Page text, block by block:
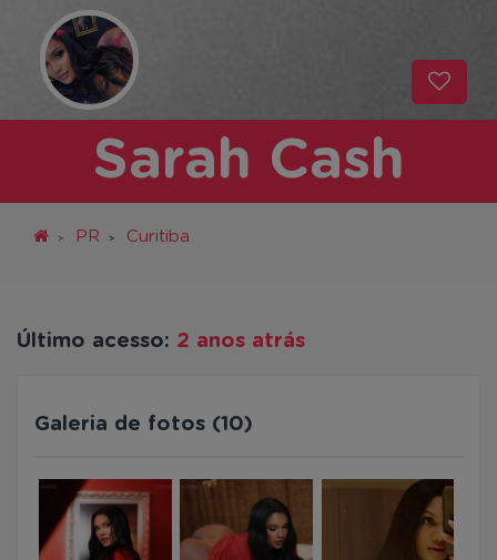
Sarah Cash
PR Curitiba
Último acesso: 2 anos atrás
Galeria de fotos (10)